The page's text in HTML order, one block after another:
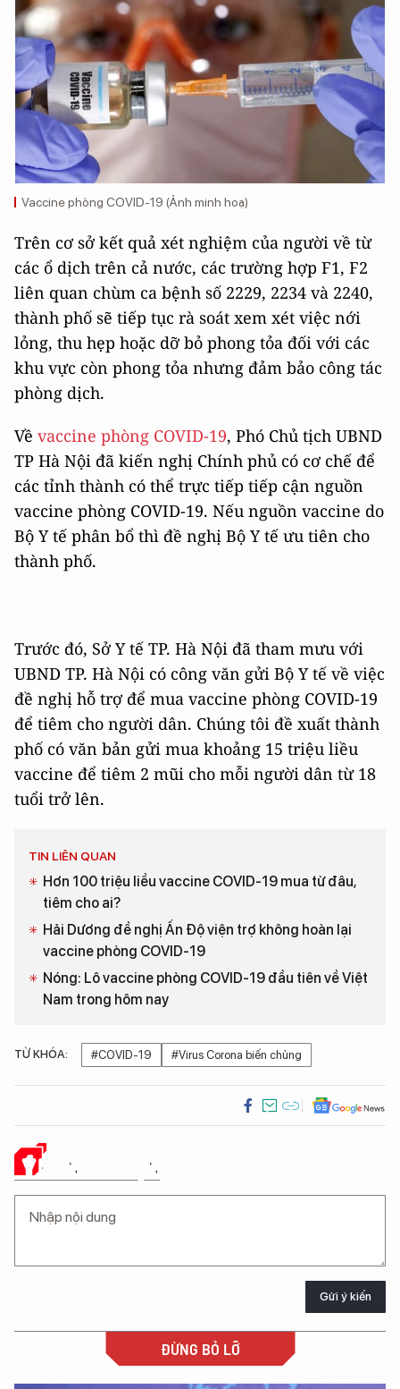
Vaccine phòng COVID-19 (Ảnh minh hoạ)
Trên cơ sở kết quả xét nghiệm của người về từ
các ổ dịch trên cả nước, các trường hợp F1, F2
liên quan chùm ca bệnh số 2229, 2234 và 2240,
thành phố sẽ tiếp tục rà soát xem xét việc nới
lỏng, thu hẹp hoặc dỡ bỏ phong tỏa đối với các
khu vực còn phong tỏa nhưng đảm bảo công tác
phòng dịch.
Về vaccine phòng COVID-19, Phó Chủ tịch UBND
TP Hà Nội đã kiến nghị Chính phủ có cơ chế để
các tỉnh thành có thể trực tiếp tiếp cận nguồn
vaccine phòng COVID-19. Nếu nguồn vaccine do
Bộ Y tế phân bổ thì đề nghị Bộ Y tế ưu tiên cho
thành phố.
Trước đó, Sở Y tế TP. Hà Nội đã tham mưu với
UBND TP. Hà Nội có công văn gửi Bộ Y tế về việc
đề nghị hỗ trợ để mua vaccine phòng COVID-19
để tiêm cho người dân. Chúng tôi đề xuất thành
phố có văn bản gửi mua khoảng 15 triệu liều
vaccine để tiêm 2 mũi cho mỗi người dân từ 18
tuổi trở lên.
TIN LIÊN QUAN
Hơn 100 triệu liều vaccine COVID-19 mua từ đâu,
tiêm cho ai?
Hải Dương đề nghị Ấn Độ viện trợ không hoàn lại
vaccine phòng COVID-19
Nóng: Lô vaccine phòng COVID-19 đầu tiên về Việt
Nam trong hôm nay
TỪ KHÓA: #COVID-19 #Virus Corona biến chủng
Ý KIẾN CỦA BẠN
Gửi ý kiến
ĐỪNG BỎ LỠ